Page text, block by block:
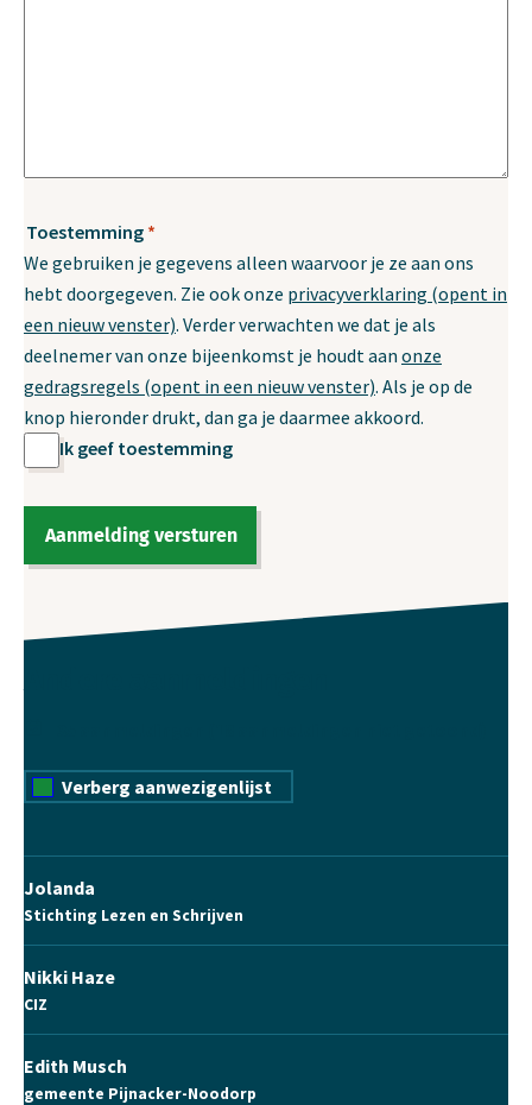
Toestemming *
Verplicht
We gebruiken je gegevens alleen waarvoor je ze aan ons
hebt doorgegeven. Zie ook onze privacyverklaring (opent in
een nieuw venster). Verder verwachten we dat je als
deelnemer van onze bijeenkomst je houdt aan onze
gedragsregels (opent in een nieuw venster). Als je op de
knop hieronder drukt, dan ga je daarmee akkoord.
Ik geef toestemming
Verberg aanwezigenlijst
Jolanda
Stichting Lezen en Schrijven
Nikki Haze
CIZ
Edith Musch
gemeente Pijnacker-Noodorp